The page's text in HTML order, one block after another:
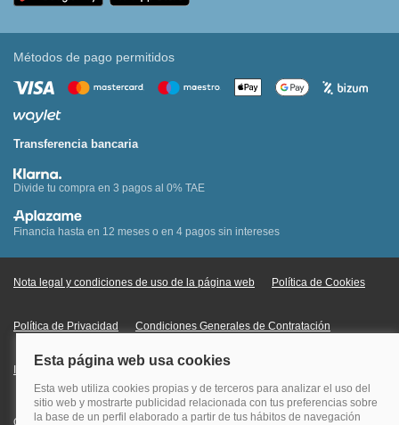
Métodos de pago permitidos
Transferencia bancaria
Divide tu compra en 3 pagos al 0% TAE
Financia hasta en 12 meses o en 4 pagos sin intereses
Nota legal y condiciones de uso de la página web Política de Cookies
Política de Privacidad Condiciones Generales de Contratación
Información Legal sobre Mercados en Línea
Quehoteles.com - Especialistas en hoteles © Copyright Veturis Travel S.A.